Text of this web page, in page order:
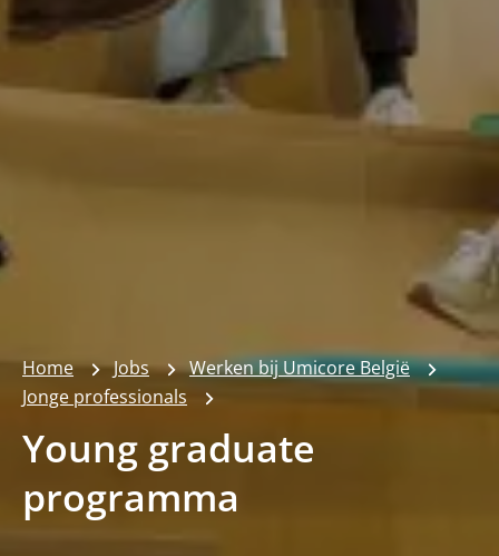
Home Jobs
Werken bij Umicore België
Jonge professionals
Young graduate
programma